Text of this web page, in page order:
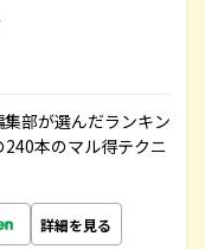
部が選んだランキン
本のマル得テクニ
詳細を見る